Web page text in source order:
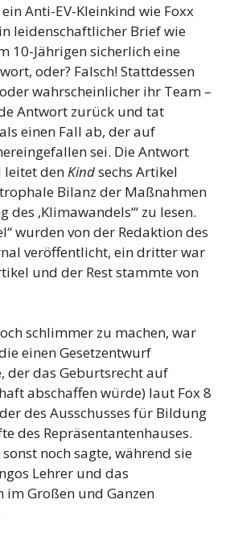
Anti-EV-Kleinkind wie Foxx
leidenschaftlicher Brief wie
10-Jährigen sicherlich eine
oder? Falsch! Stattdessen
wahrscheinlicher ihr Team –
Antwort zurück und tat
einen Fall ab, der auf
sei. Die Antwort
leitet denKindsechs Artikel
Bilanz der Maßnahmen
‚Klimawandels‘“ zu lesen.
wurden von der Redaktion des
veröffentlicht, ein dritter war
und der Rest stammte von
schlimmer zu machen, war
einen Gesetzentwurf
der das Geburtsrecht auf
abschaffen würde) laut Fox 8
des Ausschusses für Bildung
des Repräsentantenhauses.
noch sagte, während sie
Lehrer und das
im Großen und Ganzen